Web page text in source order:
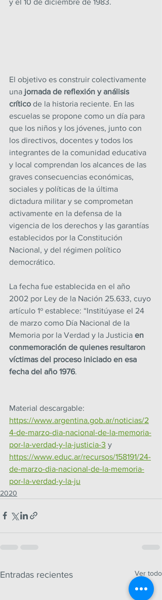
y el 10 de diciembre de 1983.
El objetivo es construir colectivamente
una jornada de reflexión y análisis
crítico de la historia reciente. En las
escuelas se propone como un día para
que los niños y los jóvenes, junto con
los directivos, docentes y todos los
integrantes de la comunidad educativa
y local comprendan los alcances de las
graves consecuencias económicas,
sociales y políticas de la última
dictadura militar y se comprometan
activamente en la defensa de la
vigencia de los derechos y las garantías
establecidos por la Constitución
Nacional, y del régimen político
democrático.
La fecha fue establecida en el año
2002 por Ley de la Nación 25.633, cuyo
artículo 1º establece: “Institúyase el 24
de marzo como Día Nacional de la
Memoria por la Verdad y la Justicia en
conmemoración de quienes resultaron
víctimas del proceso iniciado en esa
fecha del año 1976.
Material descargable:
https://www.argentina.gob.ar/noticias/2
4-de-marzo-dia-nacional-de-la-memoria-
por-la-verdad-y-la-justicia-3 y
https://www.educ.ar/recursos/158191/24-
de-marzo-dia-nacional-de-la-memoria-
por-la-verdad-y-la-ju
2020
Entradas recientes Ver todo